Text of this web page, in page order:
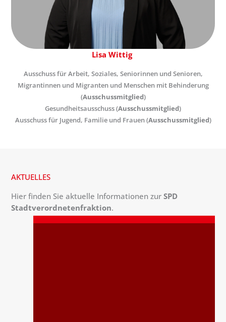
Lisa Wittig
Ausschuss für Arbeit, Soziales, Seniorinnen und Senioren,
Migrantinnen und Migranten und Menschen mit Behinderung
(Ausschussmitglied)
Gesundheitsausschuss (Ausschussmitglied)
Ausschuss für Jugend, Familie und Frauen (Ausschussmitglied)
AKTUELLES
Hier finden Sie aktuelle Informationen zurSPD
Stadtverordnetenfraktion.